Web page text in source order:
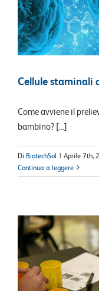
Cellule staminali
Come avviene il
bambino? [...]
Di BiotechSol | Aprile 7th,
Continua a leggere